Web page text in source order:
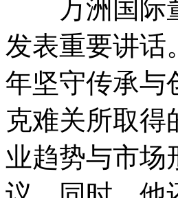
万洲国际董
发表重要讲话
年坚守传承与
克难关所取得
业趋势与市场